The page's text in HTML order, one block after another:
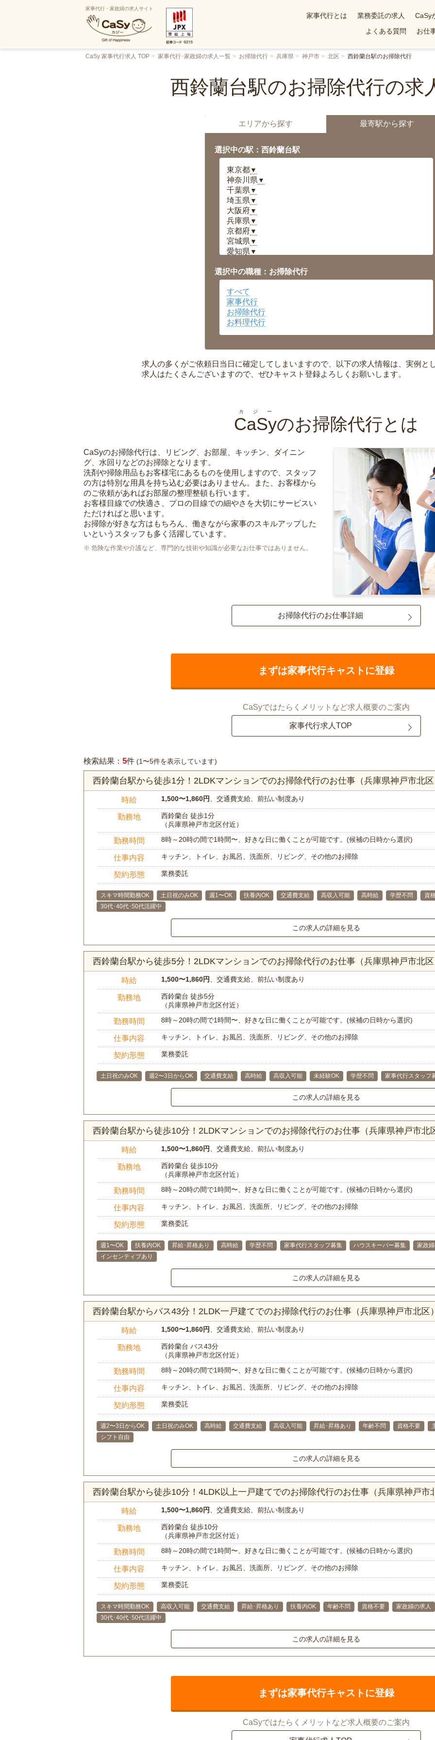
家事代行・家政婦の求人サイト
家事代行とは 業務委託の求人
CaSy
よくある質問
お仕
CaSy 家事代行求人 TOP 家事代行･家政婦の求人一覧 お掃除代行 兵庫県 神戸市 北区 西鈴蘭台駅のお掃除代行
西鈴蘭台駅のお掃除代行の求
エリアから探す 最寄駅から探す
選択中の駅：西鈴蘭台駅
東京都▼
神奈川県 ▼
千葉県 ▼
埼玉県 ▼
大阪府▼
兵庫県 ▼
京都府▼
宮城県 ▼
愛知県 ▼
岡山県▼
広島県▼
沖縄県
選択中の職種：お掃除代行
すべて
家事代行
お掃除代行
お料理代行
求人の多くがご依頼日当日に確定してしまいますので、以下の求人情報は、実例と
求人はたくさんございますので、ぜひキャスト登録よろしくお願いします。
CaSy
カジー
のお掃除代行とは
CaSyのお掃除代行は、リビング、お部屋、キッチン、ダイニン
グ、水回りなどのお掃除となります。
洗剤や掃除用品もお客様宅にあるものを使用しますので、スタッフ
の方は特別な用具を持ち込む必要はありません。また、お客様から
のご依頼があればお部屋の整理整頓も行います。
お客様目線での快適さ、プロの目線での細やさを大切にサービスい
ただければと思います。
お掃除が好きな方はもちろん、働きながら家事のスキルアップした
いというスタッフも多く活躍しています。
危険な作業や介護など、専門的な技術や知識が必要なお仕事ではありません。
お掃除代行のお仕事詳細
まずは家事代行キャストに登録
CaSyではたらくメリットなど求人概要のご案内
家事代行求人TOP
検索結果： 5件 (1〜5件を表示しています)
西鈴蘭台駅から徒歩1分！2LDKマンションでのお掃除代行のお仕事（兵庫県神戸市北
時給 1,500〜1,860円 、交通費支給、前払い制度あり
勤務地
西鈴蘭台 徒歩1分
（兵庫県神戸市北区付近）
勤務時間 8時～20時の間で1時間〜、好きな日に働くことが可能です。(候補の日時から選択)
仕事内容 キッチン、トイレ、お風呂、洗面所、リビング、その他のお掃除
契約形態 業務委託
スキマ時間勤務OK 土日祝のみOK 週1〜OK 扶養内OK 交通費支給 高収入可能 高時給 学歴不問
資
30代･40代･50代活躍中
この求人の詳細を見る
西鈴蘭台駅から徒歩5分！2LDKマンションでのお掃除代行のお仕事（兵庫県神戸市北
時給 1,500〜1,860円 、交通費支給、前払い制度あり
勤務地
西鈴蘭台 徒歩5分
（兵庫県神戸市北区付近）
勤務時間 8時～20時の間で1時間〜、好きな日に働くことが可能です。(候補の日時から選択)
仕事内容 キッチン、トイレ、お風呂、洗面所、リビング、その他のお掃除
契約形態 業務委託
土日祝のみOK 週2〜3日からOK 交通費支給 高時給 高収入可能 未経験OK 学歴不問 家事代行スタッフ
この求人の詳細を見る
西鈴蘭台駅から徒歩10分！2LDKマンションでのお掃除代行のお仕事（兵庫県神戸市北
時給 1,500〜1,860円 、交通費支給、前払い制度あり
勤務地
西鈴蘭台 徒歩10分
（兵庫県神戸市北区付近）
勤務時間 8時～20時の間で1時間〜、好きな日に働くことが可能です。(候補の日時から選択)
仕事内容 キッチン、トイレ、お風呂、洗面所、リビング、その他のお掃除
契約形態 業務委託
週1〜OK 扶養内OK 昇給･昇格あり 高時給 学歴不問 家事代行スタッフ募集 ハウスキーパー募集
家政
インセンティブあり
この求人の詳細を見る
西鈴蘭台駅からバス43分！2LDK一戸建てでのお掃除代行のお仕事（兵庫県神戸市北区
時給 1,500〜1,860円 、交通費支給、前払い制度あり
勤務地
西鈴蘭台 バス43分
（兵庫県神戸市北区付近）
勤務時間 8時～20時の間で1時間〜、好きな日に働くことが可能です。(候補の日時から選択)
仕事内容 キッチン、トイレ、お風呂、洗面所、リビング、その他のお掃除
契約形態 業務委託
週2〜3日からOK 土日祝のみOK 高時給 交通費支給 高収入可能 昇給･昇格あり 年齢不問 資格不要
シフト自由
この求人の詳細を見る
西鈴蘭台駅から徒歩10分！4LDK以上一戸建てでのお掃除代行のお仕事（兵庫県神戸市
時給 1,500〜1,860円 、交通費支給、前払い制度あり
勤務地
西鈴蘭台 徒歩10分
（兵庫県神戸市北区付近）
勤務時間 8時～20時の間で1時間〜、好きな日に働くことが可能です。(候補の日時から選択)
仕事内容 キッチン、トイレ、お風呂、洗面所、リビング、その他のお掃除
契約形態 業務委託
スキマ時間勤務OK 高収入可能 交通費支給 昇給･昇格あり 扶養内OK 年齢不問 資格不要
家政婦の求人
30代･40代･50代活躍中
この求人の詳細を見る
まずは家事代行キャストに登録
CaSyではたらくメリットなど求人概要のご案内